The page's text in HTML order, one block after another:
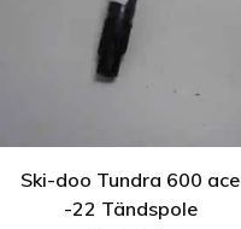
Ski-doo Tundra 600 ace
-22 Tändspole